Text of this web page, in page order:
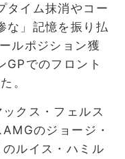
タイム抹消やコー
な」記憶を振り払
ルポジション獲
GPでのフロント
。
クス・フェルス
のジョージ・
ルイス・ハミル